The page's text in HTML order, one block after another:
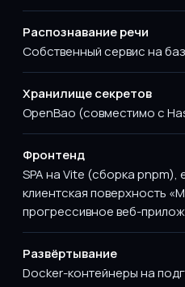
Распознавание речи
Собственный сервис на
Хранилище секретов
OpenBao (совместимо с
Фронтенд
SPA на Vite (сборка pnpm),
клиентская поверхность
прогрессивное веб-
Развёртывание
Docker-контейнеры на